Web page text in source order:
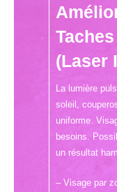
(Laser
La lumière
soleil,
uniforme.
besoins.
un résultat
– Visage par